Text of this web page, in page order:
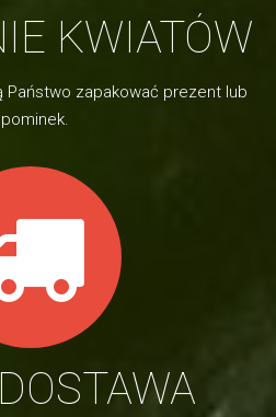
KWIATÓW
Państwo zapakować prezent lub